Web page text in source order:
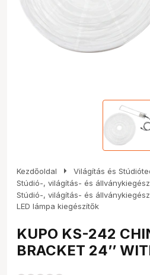
Kezdőoldal arrow_right Világítás és
Stúdió-, világítás- és
Stúdió-, világítás- és
LED lámpa kiegészítők
KUPO KS-242
BRACKET 24’’